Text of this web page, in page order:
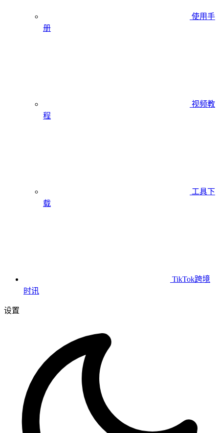
使用手
册
视频教
程
工具下
载
TikTok跨境
时讯
设置